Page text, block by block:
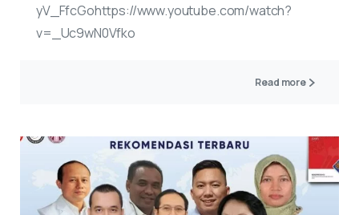
yV_FfcGohttps://www.youtube.com/watch?
v=_Uc9wN0Vfko
Read more